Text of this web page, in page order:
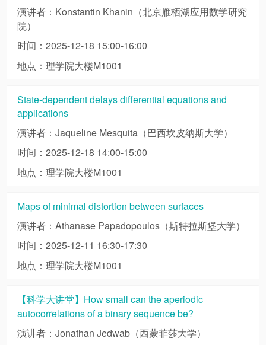
演讲者：Konstantin Khanin（北京雁栖湖应用数学研究
院）
时间：2025-12-18 15:00-16:00
地点：理学院大楼M1001
State-dependent delays differential equations and
applications
演讲者：Jaqueline Mesquita（巴西坎皮纳斯大学）
时间：2025-12-18 14:00-15:00
地点：理学院大楼M1001
Maps of minimal distortion between surfaces
演讲者：Athanase Papadopoulos（斯特拉斯堡大学）
时间：2025-12-11 16:30-17:30
地点：理学院大楼M1001
【科学大讲堂】How small can the aperiodic
autocorrelations of a binary sequence be?
演讲者：Jonathan Jedwab（西蒙菲莎大学）